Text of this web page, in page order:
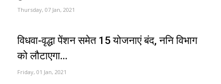
Thursday, 07 Jan, 2021
विधवा-वृद्धा पेंशन समेत 15 योजनाएं बंद, ननि विभाग
को लौटाएगा...
Friday, 01 Jan, 2021